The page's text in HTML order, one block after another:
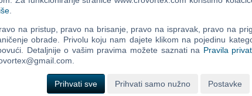
na pristup, pravo na brisanje, pravo na ispravak, pravo na
obrade. Privolu koju nam dajete klikom na pojedinu
Detaljnije o vašim pravima možete saznati na Pravila
Prihvati sve Prihvati samo nužno Postavke